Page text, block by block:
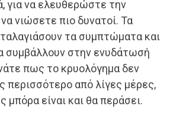
για να ελευθερώστε την
νιώσετε πιο δυνατοί. Τα
τα συμπτώματα και
συμβάλλουν στην ενυδάτωσή
πως το κρυολόγημα δεν
περισσότερο από λίγες μέρες,
μπόρα είναι και θα περάσει.